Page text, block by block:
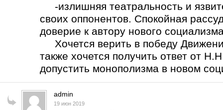
-излишняя театральность и
своих оппонентов. Спокойная
доверие к автору нового
Хочется верить в победу
также хочется получить ответ от
допустить монополизма в новом
admin
19 июн 2019